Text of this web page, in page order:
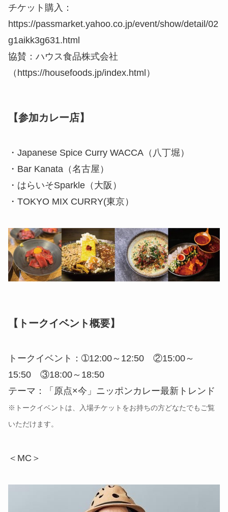
チケット購入：
https://passmarket.yahoo.co.jp/event/show/detail/02
g1aikk3g631.html
協賛：ハウス食品株式会社
（https://housefoods.jp/index.html）
【参加カレー店】
・Japanese Spice Curry WACCA（八丁堀）
・Bar Kanata（名古屋）
・はらいそSparkle（大阪）
・TOKYO MIX CURRY(東京）
【トークイベント概要】
トークイベント：➀12:00～12:50 ②15:00～
15:50 ③18:00～18:50
テーマ：「原点×今」ニッポンカレー最新トレンド
※トークイベントは、入場チケットをお持ちの方どなたでもご覧
いただけます。
＜MC＞